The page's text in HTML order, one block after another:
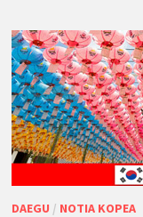
DAEGU / ΝΌΤΙΑ ΚΟΡΈΑ